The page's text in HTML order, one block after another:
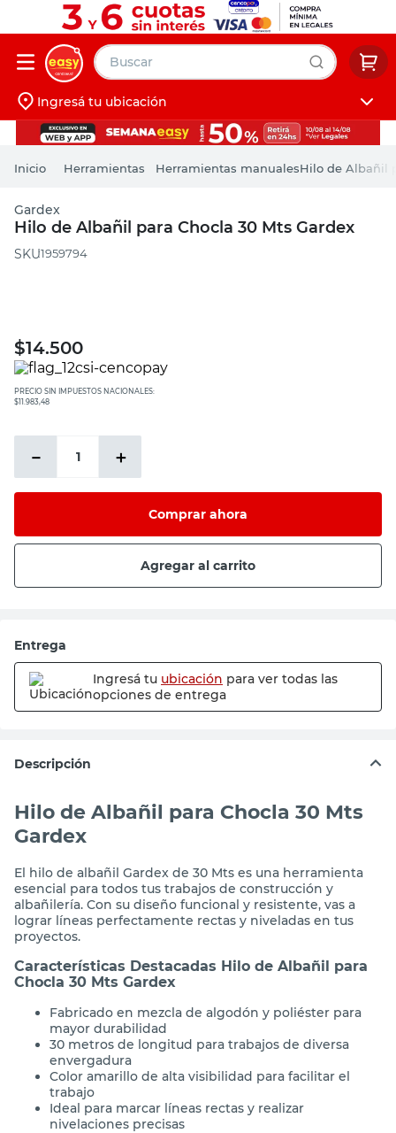
Buscar
Iniciá sesión
Ingresá tu ubicación
Herramientas Herramientas manualesHilo de Albañil
Gardex
Hilo de Albañil para Chocla 30 Mts Gardex
:1959794
$14.500
PRECIO SIN IMPUESTOS NACIONALES:
$11.983,48
＋
－
Comprar ahora
Agregar al carrito
Entrega
Ingresá tu ubicación para ver todas las
opciones de entrega
Descripción
Hilo de Albañil para Chocla 30 Mts
Gardex
El hilo de albañil Gardex de 30 Mts es una herramienta
esencial para todos tus trabajos de construcción y
albañilería. Con su diseño funcional y resistente, vas a
lograr líneas perfectamente rectas y niveladas en tus
proyectos.
Características Destacadas Hilo de Albañil para
Chocla 30 Mts Gardex
Fabricado en mezcla de algodón y poliéster para
mayor durabilidad
30 metros de longitud para trabajos de diversa
envergadura
Color amarillo de alta visibilidad para facilitar el
trabajo
Ideal para marcar líneas rectas y realizar
nivelaciones precisas
muebles
pintura
escritorio
puertas